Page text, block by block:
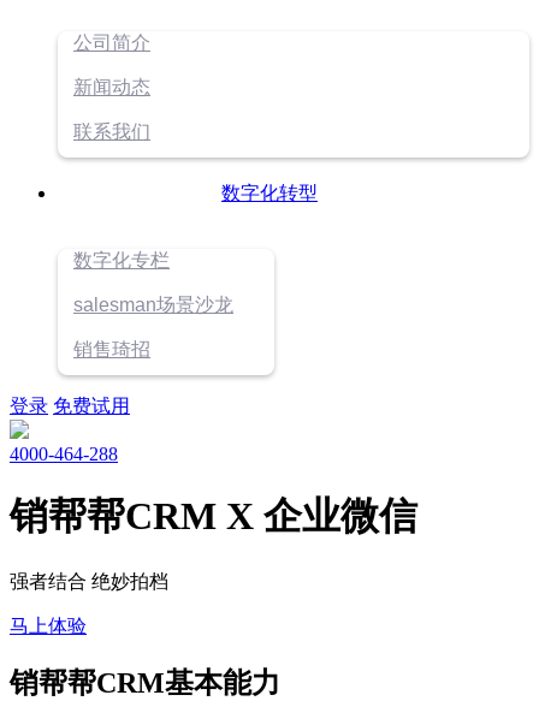
公司简介
新闻动态
联系我们
数字化转型
数字化专栏
salesman场景沙龙
销售琦招
登录 免费试用
4000-464-288
销帮帮CRM X 企业微信
强者结合 绝妙拍档
马上体验
销帮帮CRM基本能力